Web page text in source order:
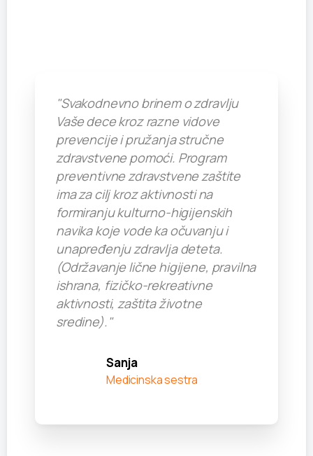
"Svakodnevno brinem o zdravlju
Vaše dece kroz razne vidove
prevencije i pružanja stručne
zdravstvene pomoći. Program
preventivne zdravstvene zaštite
ima za cilj kroz aktivnosti na
formiranju kulturno-higijenskih
navika koje vode ka očuvanju i
unapređenju zdravlja deteta.
(Održavanje lične higijene, pravilna
ishrana, fizičko-rekreativne
aktivnosti, zaštita životne
sredine)."
Sanja
Medicinska sestra